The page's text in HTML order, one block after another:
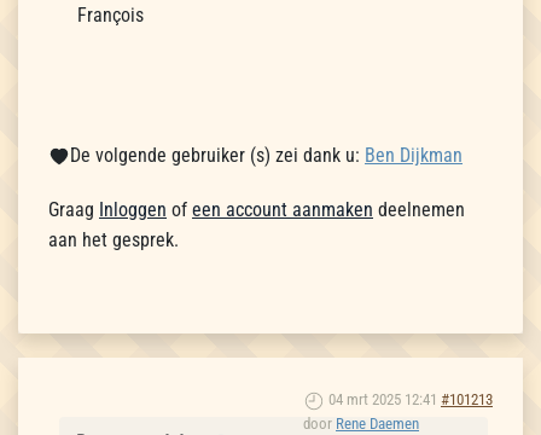
François
De volgende gebruiker (s) zei dank u: Ben Dijkman
Graag Inloggen of een account aanmaken deelnemen
aan het gesprek.
04 mrt 2025 12:41 #101213
door Rene Daemen